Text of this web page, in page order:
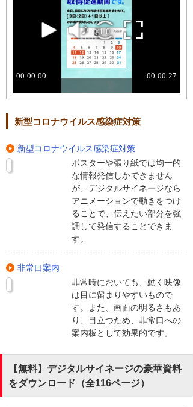
新型コロナウイルス感染症対策
新型コロナウイルス感染症対策
ポスターや張り紙では均一的
な情報発信しかできません
が、デジタルサイネージなら
アニメーションで動きをつけ
ることで、伝えたい部分を強
調して発信することできま
す。
非常口案内
非常時においても、動く映像
は目に留まりやすいもので
す。また、画面の明るさもあ
り、目立つため、非常口への
案内板として効果的です。
【無料】デジタルサイネージの豪華資料
をダウンロード（全116ページ）